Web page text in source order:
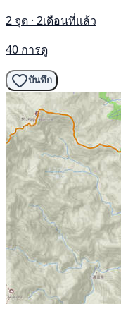
2 จุด · 2เดือนที่แล้ว
40 การดู
บันทึก